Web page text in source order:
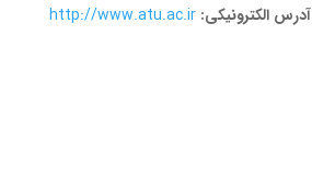
آدرس الکترونیکی: http://www.atu.ac.ir